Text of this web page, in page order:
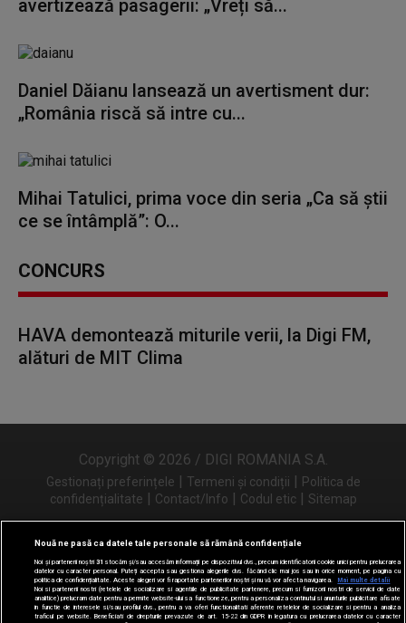
avertizează pasagerii: „Vreți să...
Daniel Dăianu lansează un avertisment dur:
„România riscă să intre cu...
Mihai Tatulici, prima voce din seria „Ca să știi
ce se întâmplă”: O...
CONCURS
HAVA demontează miturile verii, la Digi FM,
alături de MIT Clima
Copyright © 2026 / DIGI ROMANIA S.A.
Gestionați preferințele | Termeni și condiții | Politica de
confidențialitate | Contact/Info | Codul etic | Sitemap
Urmărește-ne și pe
Nouă ne pasă ca datele tale personale să rămână confidențiale
Noi și partenerii noștri31 stocăm și/sau accesăm informații pe dispozitivul dvs., precum identificatorii cookie unici pentru prelucrarea
datelor cu caracter personal. Puteți accepta sau gestiona alegerile dvs. făcând clic mai jos sau în orice moment, pe pagina cu
politica de confidențialitate. Aceste alegeri vor fi raportate partenerilor noștri și nu vă vor afecta navigarea.
Mai multe detalii
Noi si partenerii nostri (retelele de socializare si agentiile de publicitate partenere, precum si furnizorii nostri de servicii de date
analitice) prelucram date pentru a permite website-ului sa functioneze, pentru a personaliza continutul si anunturile publicitare afisate
in functie de interesele si/sau profilul dvs., pentru a va oferi functionalitati aferente retelelor de socializare si pentru a analiza
traficul pe website. Beneficiati de drepturile prevazute de art. 15-22 din GDPR in legatura cu prelucrarea datelor cu caracter